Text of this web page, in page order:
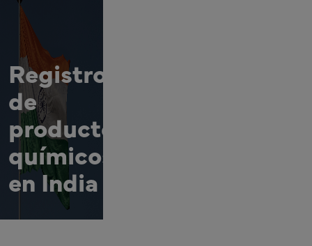
Registro
de
productos
químicos
en India